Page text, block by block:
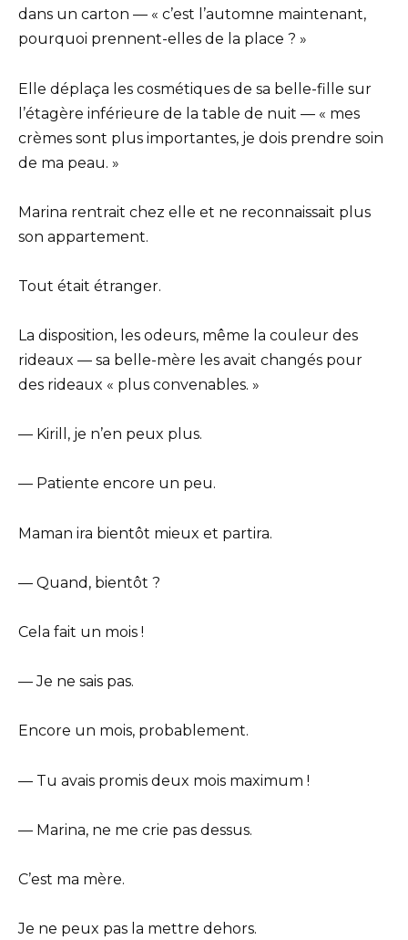
dans un carton — « c’est l’automne maintenant,
pourquoi prennent-elles de la place ? »
Elle déplaça les cosmétiques de sa belle-fille sur
l’étagère inférieure de la table de nuit — « mes
crèmes sont plus importantes, je dois prendre soin
de ma peau. »
Marina rentrait chez elle et ne reconnaissait plus
son appartement.
Tout était étranger.
La disposition, les odeurs, même la couleur des
rideaux — sa belle-mère les avait changés pour
des rideaux « plus convenables. »
— Kirill, je n’en peux plus.
— Patiente encore un peu.
Maman ira bientôt mieux et partira.
— Quand, bientôt ?
Cela fait un mois !
— Je ne sais pas.
Encore un mois, probablement.
— Tu avais promis deux mois maximum !
— Marina, ne me crie pas dessus.
C’est ma mère.
Je ne peux pas la mettre dehors.